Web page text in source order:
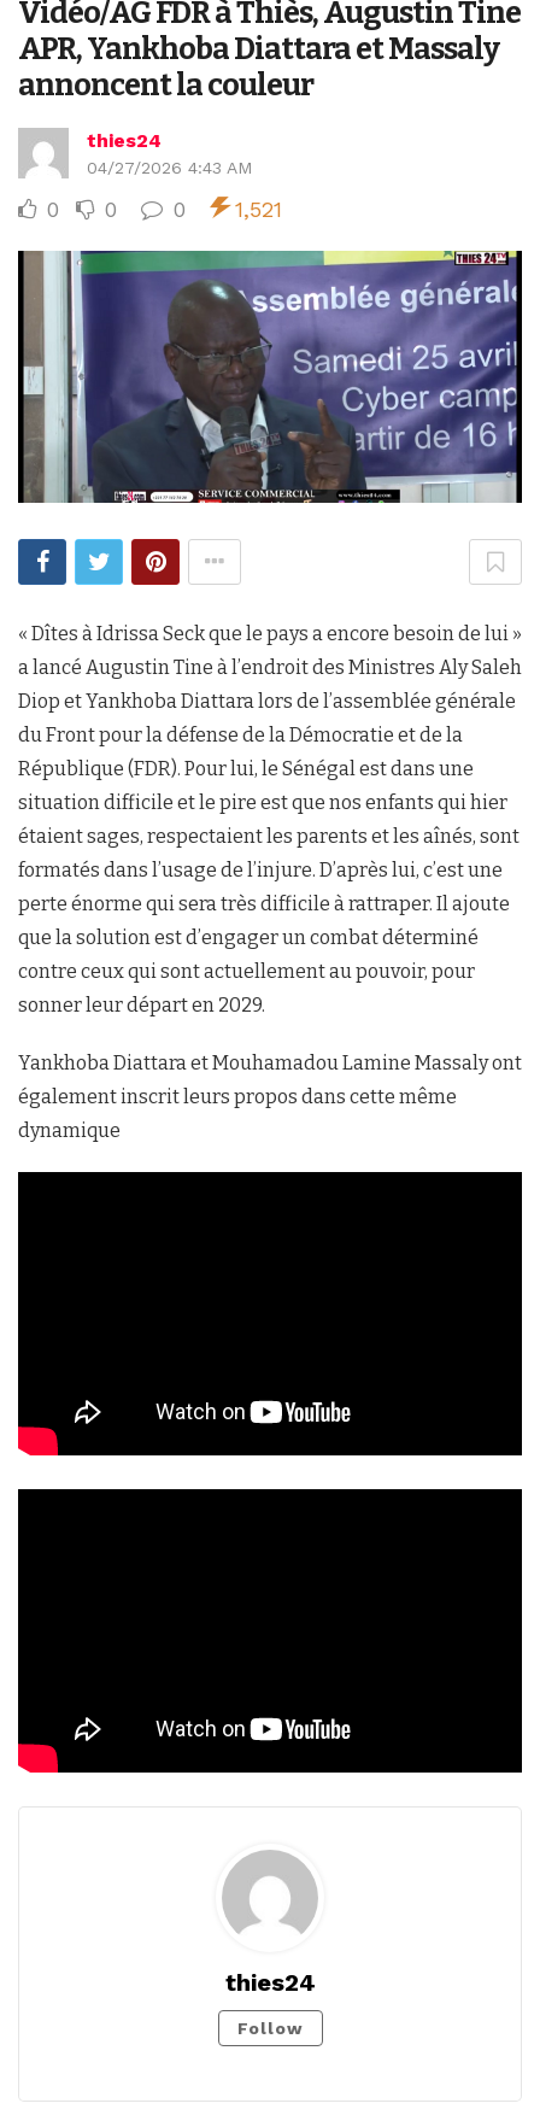
Vidéo/AG FDR à Thiès, Augustin Tine
APR, Yankhoba Diattara et Massaly
annoncent la couleur
thies24
04/27/2026 4:43 AM
0 0 0 1,521
« Dîtes à Idrissa Seck que le pays a encore besoin de lui »
a lancé Augustin Tine à l’endroit des Ministres Aly Saleh
Diop et Yankhoba Diattara lors de l’assemblée générale
du Front pour la défense de la Démocratie et de la
République (FDR). Pour lui, le Sénégal est dans une
situation difficile et le pire est que nos enfants qui hier
étaient sages, respectaient les parents et les aînés, sont
formatés dans l’usage de l’injure. D’après lui, c’est une
perte énorme qui sera très difficile à rattraper. Il ajoute
que la solution est d’engager un combat déterminé
contre ceux qui sont actuellement au pouvoir, pour
sonner leur départ en 2029.
Yankhoba Diattara et Mouhamadou Lamine Massaly ont
également inscrit leurs propos dans cette même
dynamique
thies24
Follow